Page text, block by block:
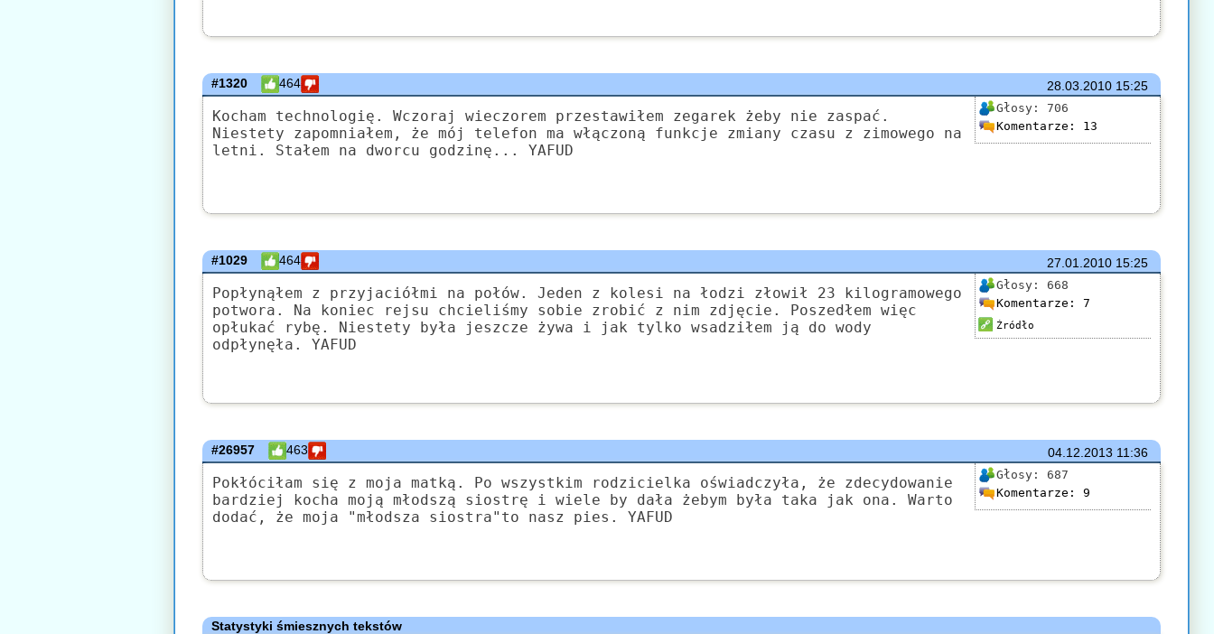
28.03.201015:25
#1320 464
Głosy: 706
Komentarze: 13
Kocham technologię. Wczoraj wieczorem przestawiłem zegarek żeby nie zaspać.
Niestety zapomniałem, że mój telefon ma włączoną funkcje zmiany czasu z zimowego na
letni. Stałem na dworcu godzinę... YAFUD
27.01.201015:25
#1029 464
Głosy: 668
Komentarze: 7
Źródło
Popłynąłem z przyjaciółmi na połów. Jeden z kolesi na łodzi złowił 23 kilogramowego
potwora. Na koniec rejsu chcieliśmy sobie zrobić z nim zdjęcie. Poszedłem więc
opłukać rybę. Niestety była jeszcze żywa i jak tylko wsadziłem ją do wody
odpłynęła. YAFUD
04.12.2013 11:36
#26957 463
Głosy: 687
Komentarze: 9
Pokłóciłam się z moja matką. Po wszystkim rodzicielka oświadczyła, że zdecydowanie
bardziej kocha moją młodszą siostrę i wiele by dała żebym była taka jak ona. Warto
dodać, że moja "młodsza siostra"to nasz pies. YAFUD
Statystyki śmiesznych tekstów